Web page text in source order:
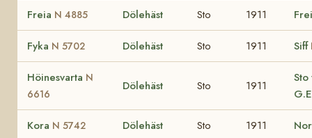
Freia N 4885 Dölehäst Sto 1911
Fyka N 5702 Dölehäst Sto 1911 Siff
Höinesvarta N
6616
Dölehäst Sto 1911
Kora N 5742 Dölehäst Sto 1911